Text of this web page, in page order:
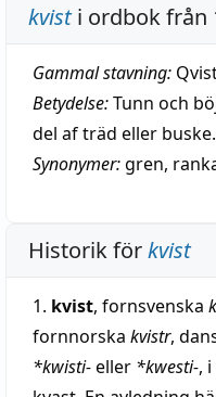
kvisti ordbok från
Gammal stavning:
Betydelse:Tunn och
del af träd eller buske.
Synonymer:gren,
Historik förkvist
1. kvist, fornsvenska
fornnorska kvistr,
*kwisti-eller *kwesti-,